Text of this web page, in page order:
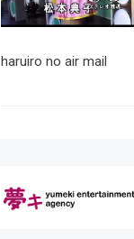
haruiro no air mail